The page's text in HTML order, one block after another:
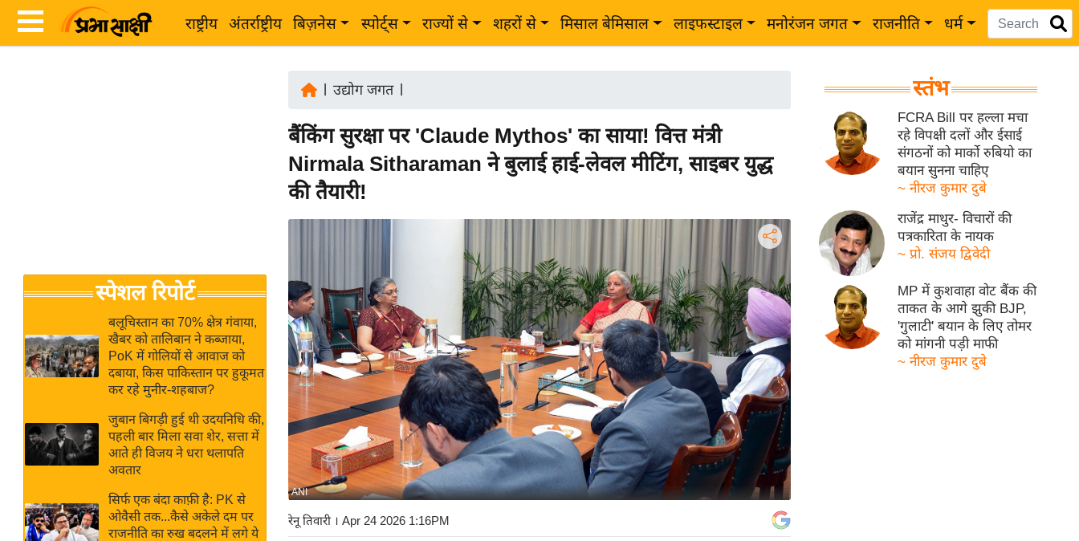
राष्ट्रीय अंतर्राष्ट्रीय बिज़नेस स्पोर्ट्स राज्यों से शहरों से मिसाल बेमिसाल लाइफस्टाइल मनोरंजन जगत राजनीति धर्म
Breaking
News in
Hindi
Hindi
Videos
जगत
राय
बजट
IPL
2026
ई-पेपर
मिसाल बेमिसाल
स्पेशल रिपोर्ट
बलूचिस्तान का 70% क्षेत्र गंवाया,
खैबर को तालिबान ने कब्जाया,
PoK में गोलियों से आवाज को
दबाया, किस पाकिस्तान पर हुकूमत
कर रहे मुनीर-शहबाज?
जुबान बिगड़ी हुई थी उदयनिधि की,
पहली बार मिला सवा शेर, सत्ता में
आते ही विजय ने धरा थलापति
अवतार
सिर्फ एक बंदा काफ़ी है: PK से
ओवैसी तक...कैसे अकेले दम पर
राजनीति का रुख बदलने में लगे ये
उद्योग जगत|
बैंकिंग सुरक्षा पर 'Claude Mythos' का साया! वित्त मंत्री
Nirmala Sitharaman ने बुलाई हाई-लेवल मीटिंग, साइबर युद्ध
की तैयारी!
ANI
रेनू तिवारी । Apr 24 2026 1:16PM
स्तंभ
FCRA Bill पर हल्ला मचा
रहे विपक्षी दलों और ईसाई
संगठनों को मार्को रुबियो का
बयान सुनना चाहिए
~ नीरज कुमार दुबे
राजेंद्र माथुर- विचारों की
पत्रकारिता के नायक
~ प्रो. संजय द्विवेदी
MP में कुशवाहा वोट बैंक की
ताकत के आगे झुकी BJP,
'गुलाटी' बयान के लिए तोमर
को मांगनी पड़ी माफी
~ नीरज कुमार दुबे